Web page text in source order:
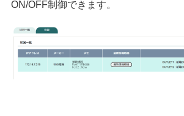
ON/OFF制御できます。